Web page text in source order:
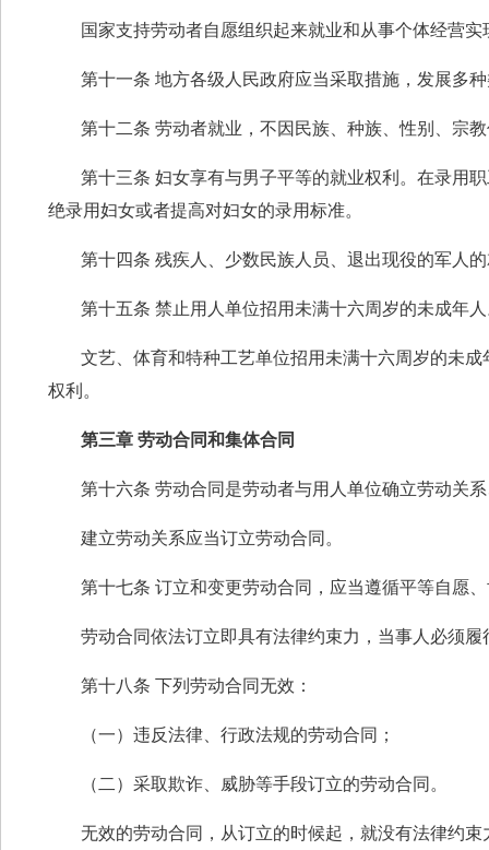
国家支持劳动者自愿组织起来就业和从事个体经营实
第十一条 地方各级人民政府应当采取措施，发展多
第十二条 劳动者就业，不因民族、种族、性别、宗
第十三条 妇女享有与男子平等的就业权利。在录用
绝录用妇女或者提高对妇女的录用标准。
第十四条 残疾人、少数民族人员、退出现役的军人
第十五条 禁止用人单位招用未满十六周岁的未成年
文艺、体育和特种工艺单位招用未满十六周岁的未
权利。
第三章 劳动合同和集体合同
第十六条 劳动合同是劳动者与用人单位确立劳动关
建立劳动关系应当订立劳动合同。
第十七条 订立和变更劳动合同，应当遵循平等自愿
劳动合同依法订立即具有法律约束力，当事人必须
第十八条 下列劳动合同无效：
（一）违反法律、行政法规的劳动合同；
（二）采取欺诈、威胁等手段订立的劳动合同。
无效的劳动合同，从订立的时候起，就没有法律约